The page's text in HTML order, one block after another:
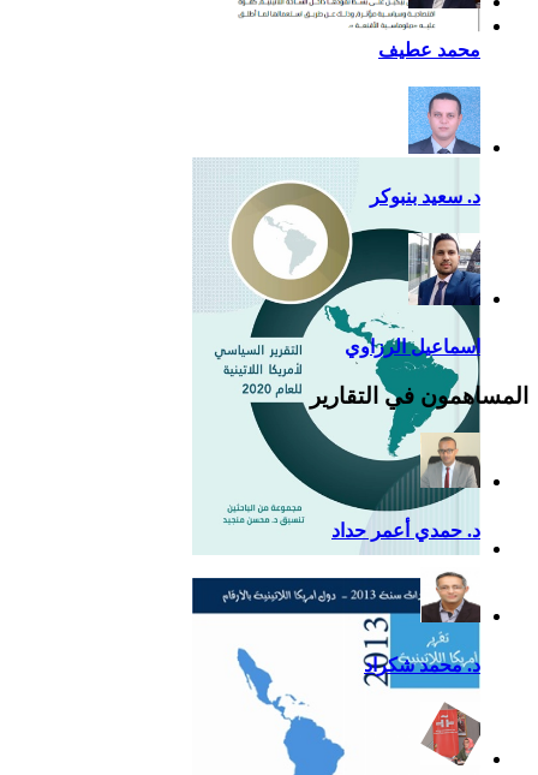
إضافية لدعم القوة الناعمة
للصين في أمريكا اللاتينية
التقرير السياسي لأمريكا
اللاتينية للعام 2020
محمد عطيف
د. سعيد بنبوكر
اسماعيل الرزاوي
المساهمون في التقارير
د. حمدي أعمر حداد
د. محمد شكراد